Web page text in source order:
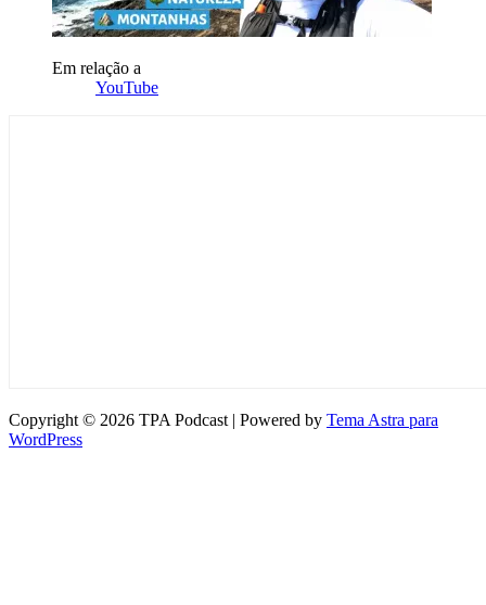
Em relação a
YouTube
Copyright © 2026 TPA Podcast | Powered by Tema Astra para
WordPress